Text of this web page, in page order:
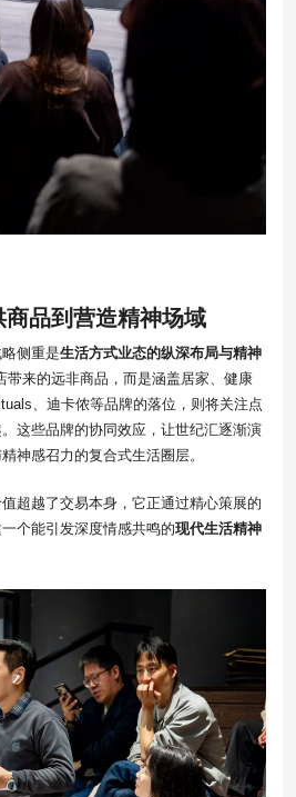
品到营造精神场域
侧重是生活方式业态的纵深布局与精神
带来的远非商品，而是涵盖居家、健康
、迪卡侬等品牌的落位，则将关注点
这些品牌的协同效应，让世纪汇逐渐演
神感召力的复合式生活圈层。
超越了交易本身，它正通过精心策展的
个能引发深度情感共鸣的现代生活精神